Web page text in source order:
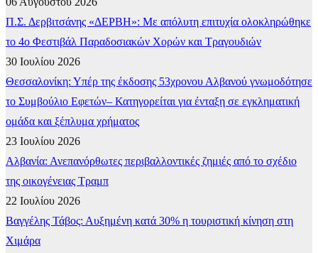
Π.Σ. Δερβιτσάνης «ΔΕΡΒΗ»: Με απόλυτη επιτυχία ολοκληρώθηκε
το 4ο Φεστιβάλ Παραδοσιακών Χορών και Τραγουδιών
30 Ιουλίου 2026
Θεσσαλονίκη: Υπέρ της έκδοσης 53χρονου Αλβανού γνωμοδότησε
το Συμβούλιο Εφετών– Κατηγορείται για ένταξη σε εγκληματική
ομάδα και ξέπλυμα χρήματος
23 Ιουλίου 2026
Αλβανία: Ανεπανόρθωτες περιβαλλοντικές ζημιές από το σχέδιο
της οικογένειας Τραμπ
22 Ιουλίου 2026
Βαγγέλης Τάβος: Αυξημένη κατά 30% η τουριστική κίνηση στη
Χιμάρα